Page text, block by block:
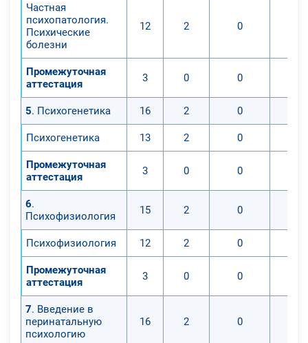
Частная
психопатология.
Психические
болезни
12 2 0
Промежуточная
аттестация
3 0 0
5. Психогенетика 16 2 0
Психогенетика 13 2 0
Промежуточная
аттестация
3 0 0
6.
Психофизиология
15 2 0
Психофизиология 12 2 0
Промежуточная
аттестация
3 0 0
7. Введение в
перинатальную
психологию
16 2 0